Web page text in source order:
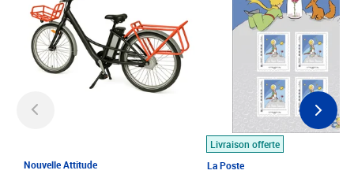
Nouvelle Attitude
Livraison offerte
La Poste